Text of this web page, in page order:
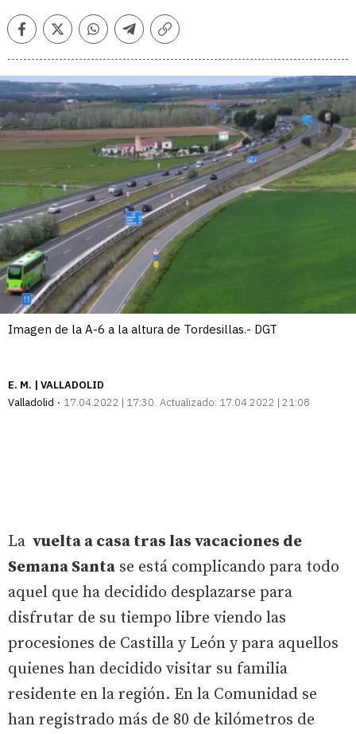
FacebookTwitterWhatsappTelegramCopiar
Imagen de la A-6 a la altura de Tordesillas.- DGT
E. M. | VALLADOLID
Valladolid
17.04.2022 | 17:30 Actualizado: 17.04.2022 | 21:08
La vuelta a casa tras las vacaciones de
Semana Santa se está complicando para todo
aquel que ha decidido desplazarse para
disfrutar de su tiempo libre viendo las
procesiones de Castilla y León y para aquellos
quienes han decidido visitar su familia
residente en la región. En la Comunidad se
han registrado más de 80 de kilómetros de